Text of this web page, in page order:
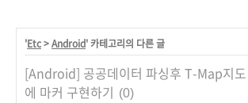
'Etc>Android' 카테고리의 다른 글
[Android] 공공데이터 파싱후 T-Map지도
에 마커 구현하기 (0)